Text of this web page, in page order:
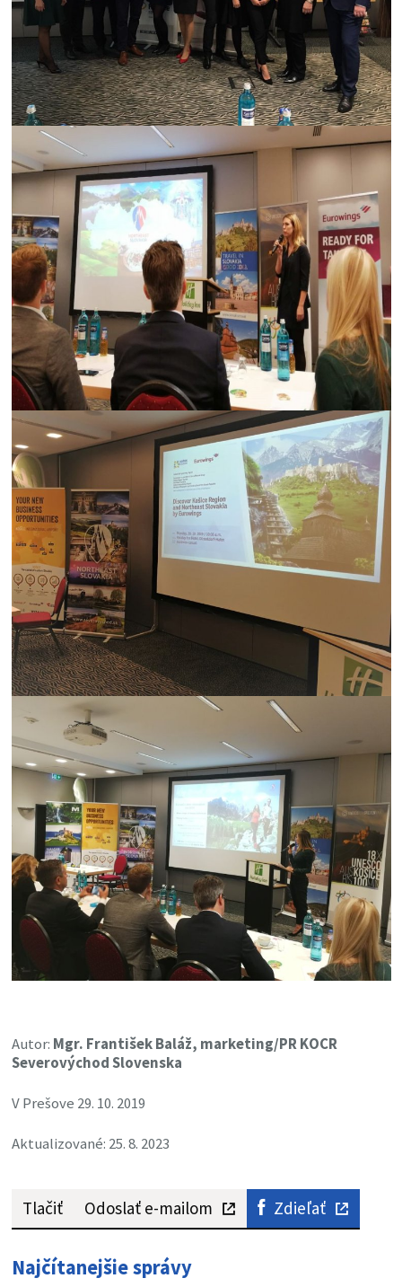
Autor: Mgr. František Baláž, marketing/PR KOCR
Severovýchod Slovenska
V Prešove 29. 10. 2019
Aktualizované: 25. 8. 2023
Tlačiť Odoslať e-mailom Zdieľať
Najčítanejšie správy